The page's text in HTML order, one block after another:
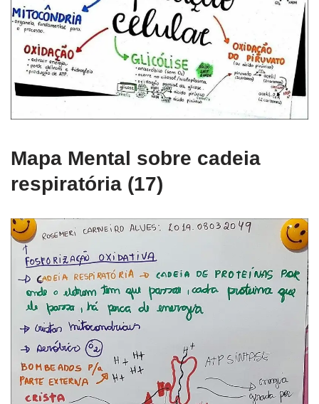
Mapa Mental sobre cadeia
respiratória (17)